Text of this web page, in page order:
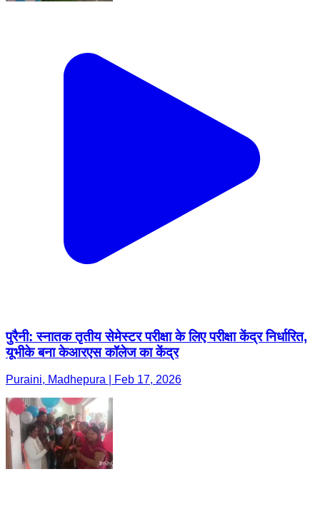
पुरैनी: स्नातक तृतीय सेमेस्टर परीक्षा के लिए परीक्षा केंद्र निर्धारित,
यूभीके बना केआरएस कॉलेज का केंद्र
Puraini, Madhepura | Feb 17, 2026